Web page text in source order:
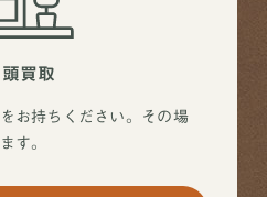
買取
お持ちください。その場
す。